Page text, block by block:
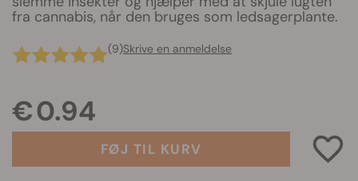
fra cannabis, når den bruges som ledsagerplante.
(9)Skrive en anmeldelse
€ 0.94
FØJ TIL KURV